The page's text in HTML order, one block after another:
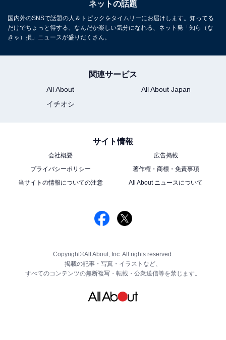
ネットの話題
国内外のSNSで話題の人＆トピックをタイムリーにお届けします。知ってる
だけでちょっと得する、なんだか楽しい気分になれる、ネット発「知ら（な
きゃ）損」ニュースが盛りだくさん。
関連サービス
All About
All About Japan
イチオシ
サイト情報
会社概要
広告掲載
プライバシーポリシー
著作権・商標・免責事項
当サイトの情報についての注意
All About ニュースについて
Copyright©All About, Inc. All rights reserved.
掲載の記事・写真・イラストなど、
すべてのコンテンツの無断複写・転載・公衆送信等を禁じます。